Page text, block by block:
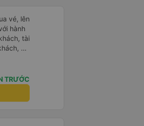
vé, lên
hành
tài
xe
tốt. Vì
TRƯỚC